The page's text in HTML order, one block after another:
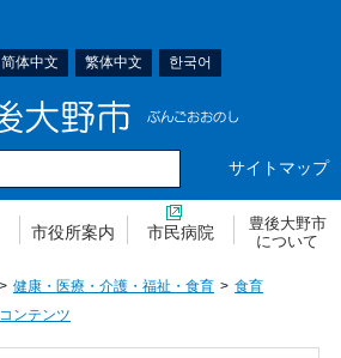
简体中文 繁体中文 한국어
サイトマップ
市役所案内 市民病院
豊後大野市
について
健康・医療・介護・福祉・食育
食育
コンテンツ